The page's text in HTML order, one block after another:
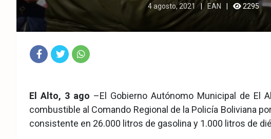
4 agosto, 2021 EAN 2295
eb
ook
ter
pp
El Alto, 3 ago –El Gobierno Autónomo Municipal de El
combustible al Comando Regional de la Policía Boliviana
consistente en 26.000 litros de gasolina y 1.000 litros de